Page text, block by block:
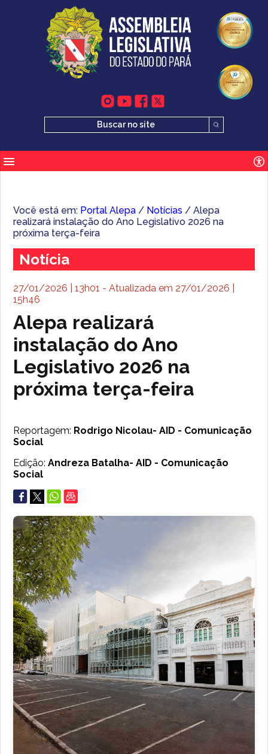
Você está em: Portal Alepa / Notícias / Alepa
realizará instalação do Ano Legislativo 2026 na
próxima terça-feira
Notícia
27/01/2026 | 13h01 - Atualizada em 27/01/2026 |
15h46
Alepa realizará
instalação do Ano
Legislativo 2026 na
próxima terça-feira
Reportagem: Rodrigo Nicolau- AID - Comunicação
Social
Edição:Andreza Batalha- AID - Comunicação
Social